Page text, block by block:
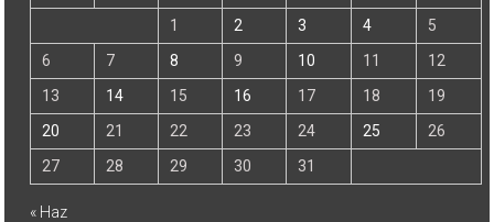
1
2 3 4
5
6
7 8 9 10 11
12
13
14 15 16 17 18
19
20
21 22 23 24 25
26
27
28 29 30 31
« Haz